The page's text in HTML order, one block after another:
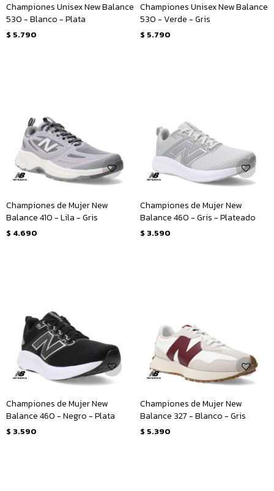
Championes Unisex New Balance
530 - Blanco - Plata
$ 5.790
Championes Unisex New Balance
530 - Verde - Gris
$ 5.790
Championes de Mujer New
Balance 410 - Lila - Gris
$ 4.690
Championes de Mujer New
Balance 460 - Gris - Plateado
$ 3.590
Championes de Mujer New
Balance 460 - Negro - Plata
$ 3.590
Championes de Mujer New
Balance 327 - Blanco - Gris
$ 5.390